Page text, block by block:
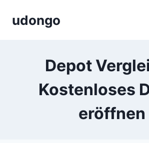
Inhaltudongo
Depot
Kostenloses
eröffnen